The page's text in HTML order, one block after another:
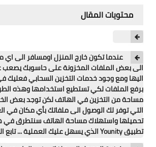
جوجل
فيسبوك
بلوجر
مقالات
محتويات المقال
عندما تكون خارج المنزل اومسافر الى اي
الى بعض الملفات المخزونة على حاسوبك يصعب
اليها ومع وجود خدمات التخزين السحابي
برفع الملفات لكي تستطيع استخدامها وهذه
مساحة من التخزين في الهاتف لكن توجد بعض
التي توفر لك الوصول الى ملفاتك بأي مكان في
تحميلها واستهلاك مساحة الهاتف سنتطرق في
تطبيق Younity الذي يسهل عليك العملية ... تابع الشرح